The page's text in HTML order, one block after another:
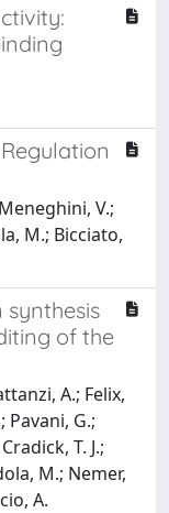
V.;
M.; Bicciato,
of the
A.; Felix,
Pavani, G.;
T. J.;
M.; Nemer,
A.